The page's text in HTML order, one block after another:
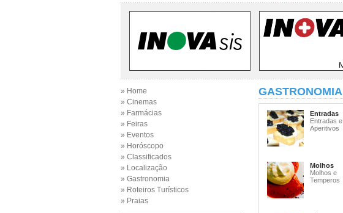
» Home
» Cinemas
» Farmácias
» Feiras
» Eventos
» Horóscopo
» Classificados
» Localização
» Gastronomia
» Roteiros Turísticos
» Praias
GASTRONOMIA
Entradas
Entradas e
Aperitivos
Molhos
Molhos e
Temperos